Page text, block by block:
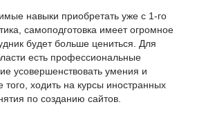
навыки приобретать уже с 1-го
самоподготовка имеет огромное
будет больше цениться. Для
есть профессиональные
усовершенствовать умения и
ходить на курсы иностранных
по созданию сайтов.